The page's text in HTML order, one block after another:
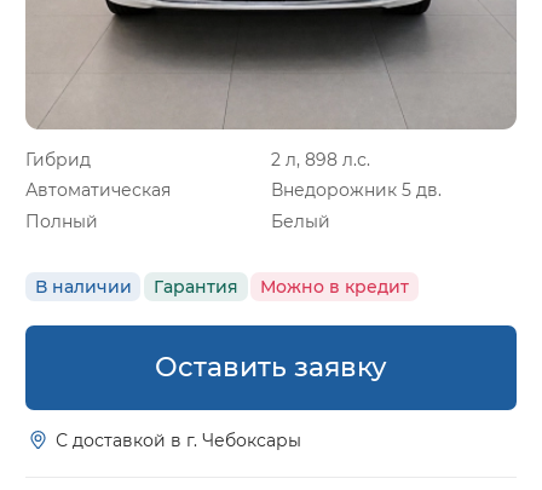
Гибрид
2 л, 898 л.с.
Автоматическая
Внедорожник 5 дв.
Полный
Белый
В наличии Гарантия Можно в кредит
Оставить заявку
С доставкой в г. Чебоксары